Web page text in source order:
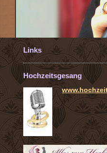
Links
Hochzeitsgesang